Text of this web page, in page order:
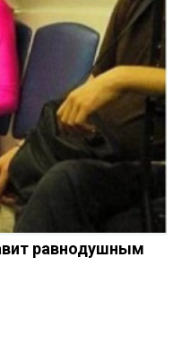
равнодушным